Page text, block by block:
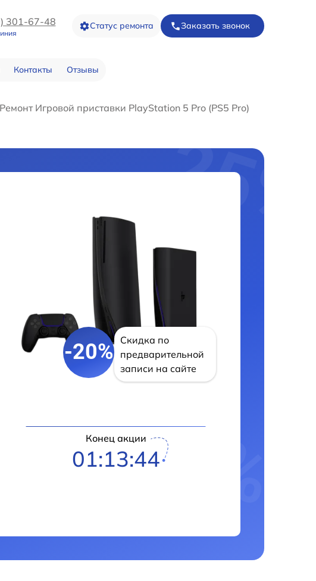
301-67-48 Статус ремонта Заказать звонок
Контакты Отзывы
Ремонт Игровой приставки PlayStation 5 Pro (PS5 Pro)
-20%
Скидка по
предварительной
записи на сайте
Конец акции
01:13:43